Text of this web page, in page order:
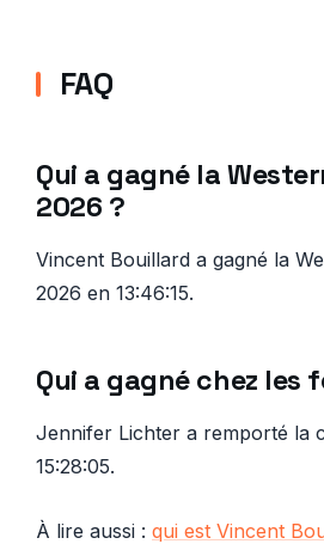
FAQ
Qui a gagné la
2026 ?
Vincent Bouillard a gagné la
2026 en 13:46:15.
Qui a gagné chez les
Jennifer Lichter a remporté la
15:28:05.
À lire aussi : qui est Vincent